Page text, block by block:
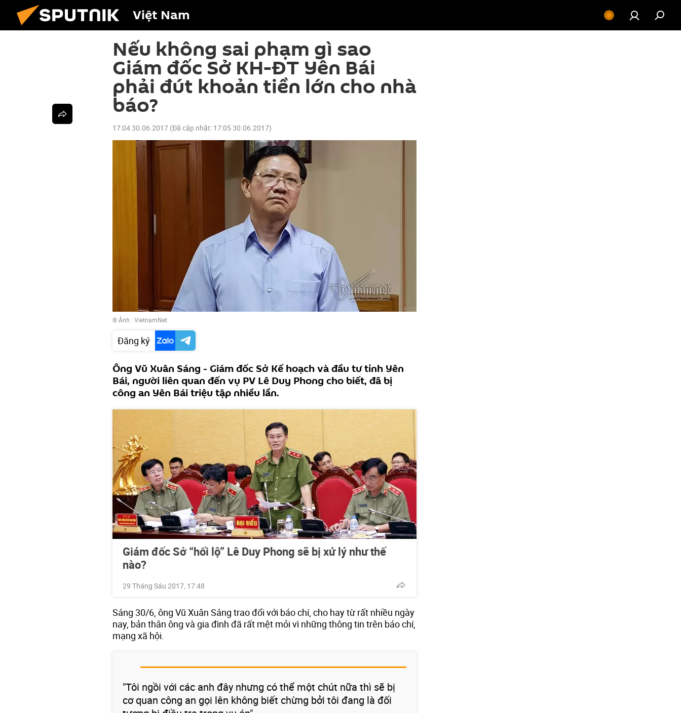
Việt Nam
Nếu không sai phạm gì sao
Giám đốc Sở KH-ĐT Yên Bái
phải đút khoản tiền lớn cho nhà
báo?
17:04 30.06.2017 (Đã cập nhật: 17:05 30.06.2017)
© Ảnh : VietnamNet
Đăng ký
Ông Vũ Xuân Sáng - Giám đốc Sở Kế hoạch và đầu tư tỉnh Yên
Bái, người liên quan đến vụ PV Lê Duy Phong cho biết, đã bị
công an Yên Bái triệu tập nhiều lần.
Giám đốc Sở “hối lộ” Lê Duy Phong sẽ bị xử lý như thế
nào?
29 Tháng Sáu 2017, 17:48
Sáng 30/6, ông Vũ Xuân Sáng trao đổi với báo chí, cho hay từ rất nhiều ngày
nay, bản thân ông và gia đình đã rất mệt mỏi vì những thông tin trên báo chí,
mạng xã hội.
"Tôi ngồi với các anh đây nhưng có thể một chút nữa thì sẽ bị
cơ quan công an gọi lên không biết chừng bởi tôi đang là đối